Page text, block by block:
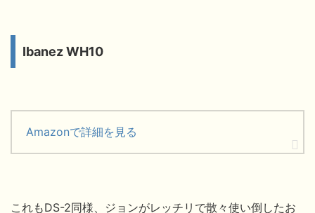
Ibanez WH10
Amazonで詳細を見る
これもDS-2同様、ジョンがレッチリで散々使い倒したお